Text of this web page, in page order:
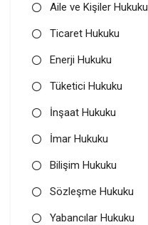
Aile ve Kişiler Hukuku
Ticaret Hukuku
Enerji Hukuku
Tüketici Hukuku
İnşaat Hukuku
İmar Hukuku
Bilişim Hukuku
Sözleşme Hukuku
Yabancılar Hukuku